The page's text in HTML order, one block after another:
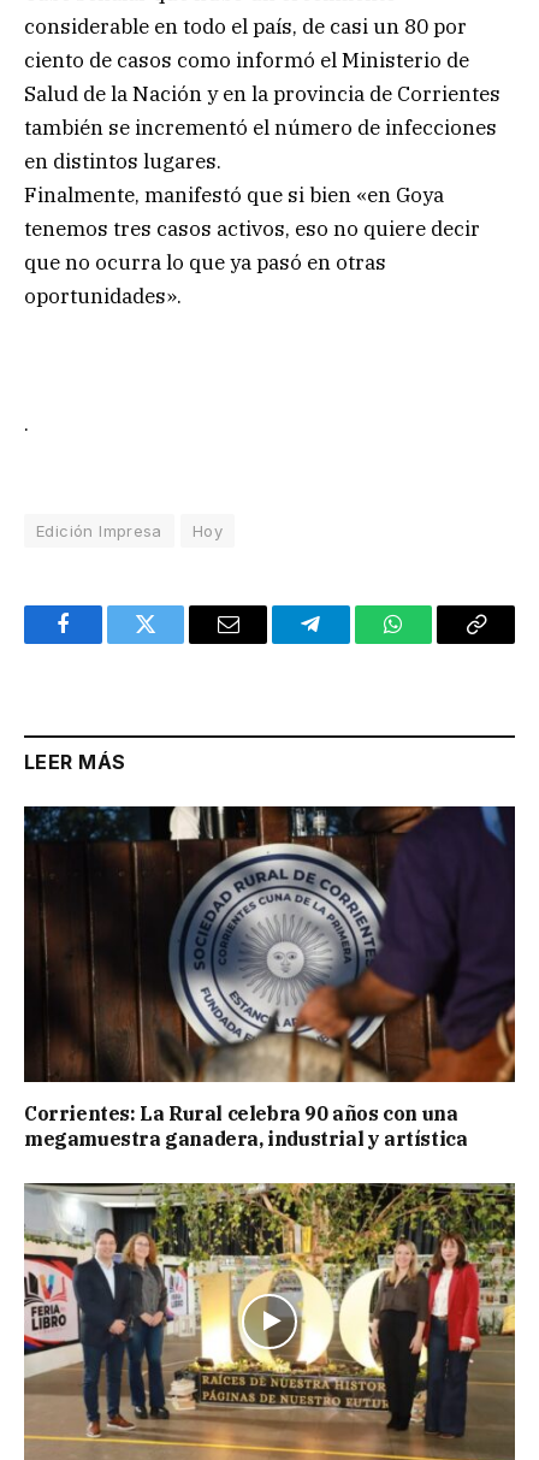
considerable en todo el país, de casi un 80 por
ciento de casos como informó el Ministerio de
Salud de la Nación y en la provincia de Corrientes
también se incrementó el número de infecciones
en distintos lugares.
Finalmente, manifestó que si bien «en Goya
tenemos tres casos activos, eso no quiere decir
que no ocurra lo que ya pasó en otras
oportunidades».
.
Edición Impresa Hoy
FacebookTwitter Email TelegramWhatsAppCopy
LEER MÁS
Corrientes: La Rural celebra 90 años con una
megamuestra ganadera, industrial y artística